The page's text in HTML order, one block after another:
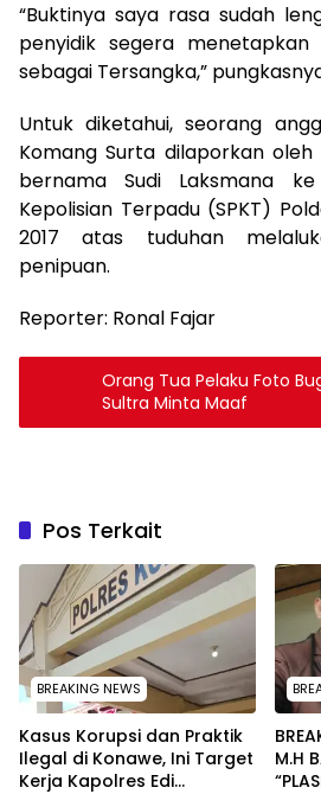
“Buktinya saya rasa sudah
penyidik segera menetapkan
sebagai Tersangka,”
Untuk diketahui, seorang
Komang Surta dilaporkan
bernama Sudi Laksmana
Kepolisian Terpadu (SPKT)
2017 atas tuduhan
penipuan.
Reporter: Ronal Fajar
Orang Tua Pelaku Foto
Sultra Minta Maaf
Pos Terkait
BREAKING NEWS
Kasus Korupsi dan Praktik
Ilegal di Konawe, Ini Target
Kerja Kapolres Edi
M.H